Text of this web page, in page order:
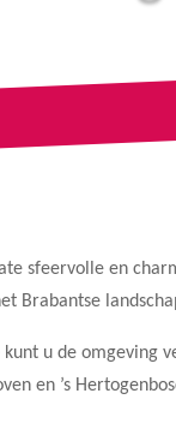
sfeervolle en
Brabantse
u de omgeving
en ’s